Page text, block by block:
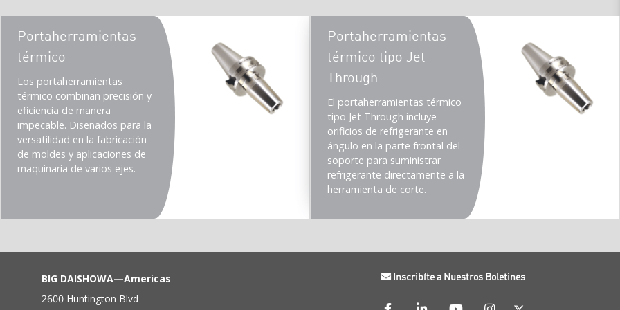
Teaser
title
Portaherramientas
térmico
Teaser
description
(Imperial)
Los portaherramientas
térmico combinan precisión y
eficiencia de manera
impecable. Diseñados para la
versatilidad en la fabricación
de moldes y aplicaciones de
maquinaria de varios ejes.
Teaser
title
Portaherramientas
térmico tipo Jet
Through
Teaser
description
(Imperial)
El portaherramientas térmico
tipo Jet Through incluye
orificios de refrigerante en
ángulo en la parte frontal del
soporte para suministrar
refrigerante directamente a la
herramienta de corte.
BIG DAISHOWA—Americas
2600 Huntington Blvd
Inscribíte a Nuestros Boletines